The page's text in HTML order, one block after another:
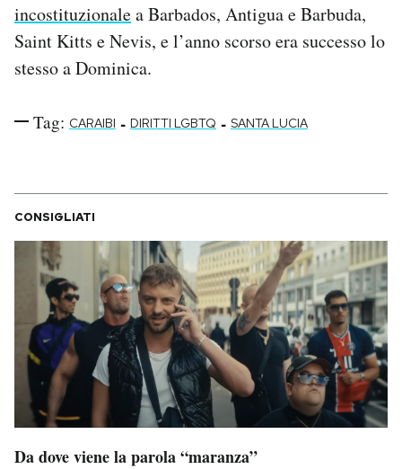
incostituzionalea Barbados, Antigua e Barbuda,
Saint Kitts e Nevis, e l’anno scorso era successo lo
stesso a Dominica.
Tag: CARAIBI - DIRITTI LGBTQ - SANTA LUCIA
CONSIGLIATI
Da dove viene la parola “maranza”